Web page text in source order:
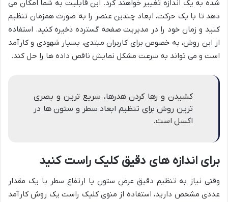
شده به یک اندازه تغییر خواهند کرد. این قابلیت به شما امکان می
دهد تا با یک حرکت، ابعاد چندین عنصر را به صورت همزمان تنظیم
کنید و زمان خود را در مدیریت صفحه گسترده ذخیره کنید. استفاده
از این روش، به خصوص برای کاربران مبتدی، بسیار شهودی و کارآمد
است و می تواند به سرعت مشکل نمایش ناقص داده ها را حل کند.
کشیدن و رها کردن هدرها، سریع ترین و بصری
ترین روش برای تنظیم ابعاد سطر و ستون ها در
اکسل است.
برای اندازه های دقیق کلیک راست کنید
وقتی نیاز به تنظیم دقیق عرض ستون یا ارتفاع سطر با یک مقدار
عددی مشخص دارید، استفاده از منوی کلیک راست یک روش کارآمد